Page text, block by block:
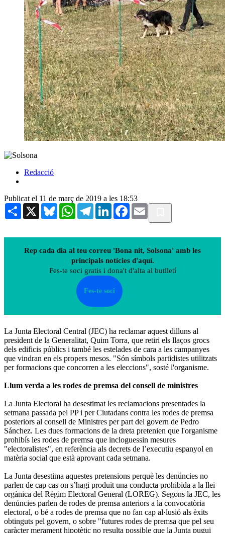
Redacció
Publicat el 11 de març de 2019 a les 18:53
Share X BlueskyWhatsAppTelegramLinkedInFacebook
Email
Rep cada dia al teu correu 'Bona nit, Solsona' amb les
principals notícies d'aquí.
Fes-te soci gratis i dona't d'alta al butlletí
Fes-te soci
La Junta Electoral Central (JEC) ha reclamar aquest dilluns al
president de la Generalitat, Quim Torra, que retiri els llaços grocs
dels edificis públics i també les estelades de cara a les campanyes
que vindran en els propers mesos. "Són símbols partidistes utilitzats
per formacions que concorren a les eleccions", sosté l'organisme.
Llum verda a les rodes de premsa del consell de ministres
La Junta Electoral ha desestimat les reclamacions presentades la
setmana passada pel PP i per Ciutadans contra les rodes de premsa
posteriors al consell de Ministres per part del govern de Pedro
Sánchez. Les dues formacions de la dreta pretenien que l'organisme
prohibís les rodes de premsa que incloguessin mesures
"electoralistes", en referència als decrets de l’executiu espanyol en
matèria social que està aprovant cada setmana.
La Junta desestima aquestes pretensions perquè les denúncies no
parlen de cap cas on s’hagi produït una conducta prohibida a la llei
orgànica del Règim Electoral General (LOREG). Segons la JEC, les
denúncies parlen de rodes de premsa anteriors a la convocatòria
electoral, o bé a rodes de premsa que no fan cap al·lusió als èxits
obtinguts pel govern, o sobre "futures rodes de premsa que pel seu
caràcter merament hipotètic no resulta possible que la Junta pugui